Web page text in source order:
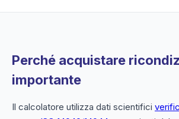
Perché acquistare
importante
Il calcolatore utilizza dati scientifici